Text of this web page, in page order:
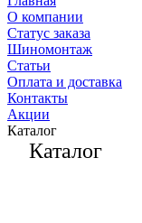
О компании
Статус заказа
Шиномонтаж
Статьи
Оплата и доставка
Контакты
Акции
Каталог
Каталог